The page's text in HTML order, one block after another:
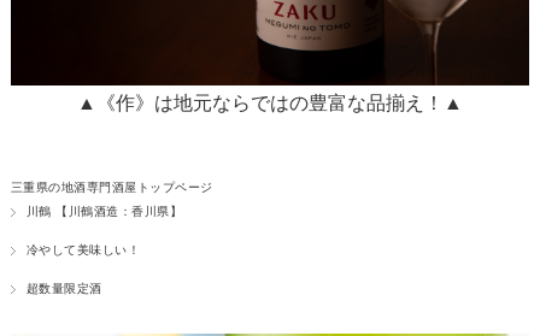
▲《作》は地元ならではの豊富な品揃え！▲
三重県の地酒専門酒屋トップページ
川鶴 【川鶴酒造：香川県】
冷やして美味しい！
超数量限定酒